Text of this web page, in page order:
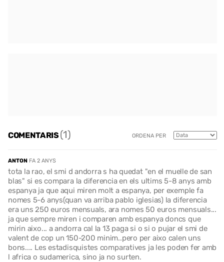
COMENTARIS(1) ORDENA PER
ANTON FA 2 ANYS
tota la rao, el smi d andorra s ha quedat "en el muelle de san
blas" si es compara la diferencia en els ultims 5-8 anys amb
espanya ja que aqui miren molt a espanya, per exemple fa
nomes 5-6 anys(quan va arriba pablo iglesias) la diferencia
era uns 250 euros mensuals, ara nomes 50 euros mensuals...
ja que sempre miren i comparen amb espanya doncs que
mirin aixo... a andorra cal la 13 paga si o si o pujar el smi de
valent de cop un 150-200 minim..pero per aixo calen uns
bons.... Les estadisquistes comparatives ja les poden fer amb
l africa o sudamerica, sino ja no surten.